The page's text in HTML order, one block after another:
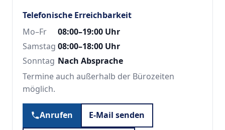
Telefonische Erreichbarkeit
Mo–Fr
08:00–19:00 Uhr
Samstag 08:00–18:00 Uhr
Sonntag Nach Absprache
Termine auch außerhalb der Bürozeiten
möglich.
Anrufen E-Mail senden